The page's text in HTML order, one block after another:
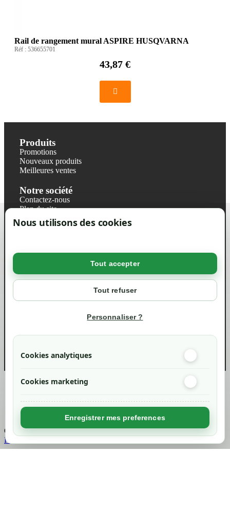
Nous utilisons des cookies
Tout accepter
Tout refuser
Personnaliser ?
Cookies analytiques
Cookies marketing
Enregistrer mes preferences
Rail de rangement mural ASPIRE HUSQVARNA
Réf : 536655701
43,87 €
Produits
Promotions
Nouveaux produits
Meilleures ventes
Notre société
Contactez-nous
Plan du site
Magasin
Mentions légales
Politique de confidentialité RGPD
Votre compte
info@green-tech-shop.com
Created byNageoconcept
Chargement...
Retour en haut